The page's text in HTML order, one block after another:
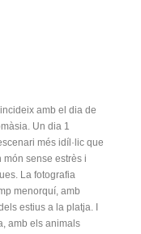
amb el dia de
Un dia 1
més idíl·lic que
món sense estrès i
La fotografia
menorquí, amb
estius a la platja. I
amb els animals